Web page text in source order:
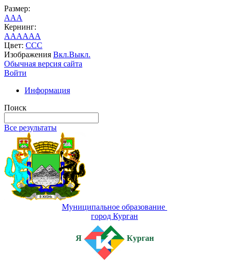
Размер:
AAA
Кернинг:
AAAAAA
Цвет: CCC
Изображения Вкл.Выкл.
Обычная версия сайта
Войти
Информация
Поиск
Все результаты
Муниципальное образование
город Курган
Я Курган